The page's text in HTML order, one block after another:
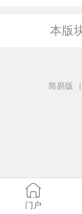
本版
简易版
|
门户